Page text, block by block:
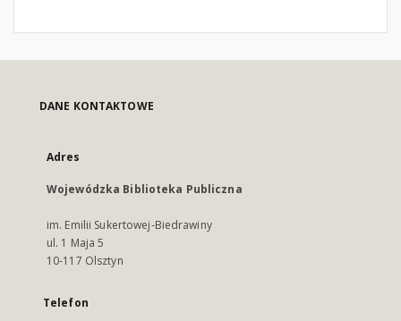
DANE KONTAKTOWE
Adres
Wojewódzka Biblioteka Publiczna
im. Emilii Sukertowej-Biedrawiny
ul. 1 Maja 5
10-117 Olsztyn
Telefon